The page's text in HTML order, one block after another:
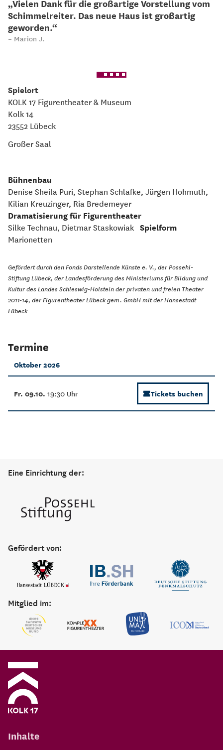
„Vielen Dank für die großartige Vorstellung vom
Schimmelreiter. Das neue Haus ist großartig
geworden.“
Marion J.
Spielort
KOLK 17 Figurentheater & Museum
Kolk 14
23552 Lübeck
Großer Saal
Bühnenbau
Denise Sheila Puri, Stephan Schlafke, Jürgen Hohmuth,
Kilian Kreuzinger, Ria Bredemeyer
Dramatisierung für Figurentheater
Silke Technau, Dietmar Staskowiak Spielform
Marionetten
Gefördert durch den Fonds Darstellende Künste e. V., der Possehl-
Stiftung Lübeck, der Landesförderung des Ministeriums für Bildung und
Kultur des Landes Schleswig-Holstein der privaten und freien Theater
2011-14, der Figurentheater Lübeck gem. GmbH mit der Hansestadt
Lübeck
Termine
Oktober 2026
Fr. 09.10. 19:30 Uhr Tickets buchen
Eine Einrichtung der:
Gefördert von:
Mitglied im:
Inhalte